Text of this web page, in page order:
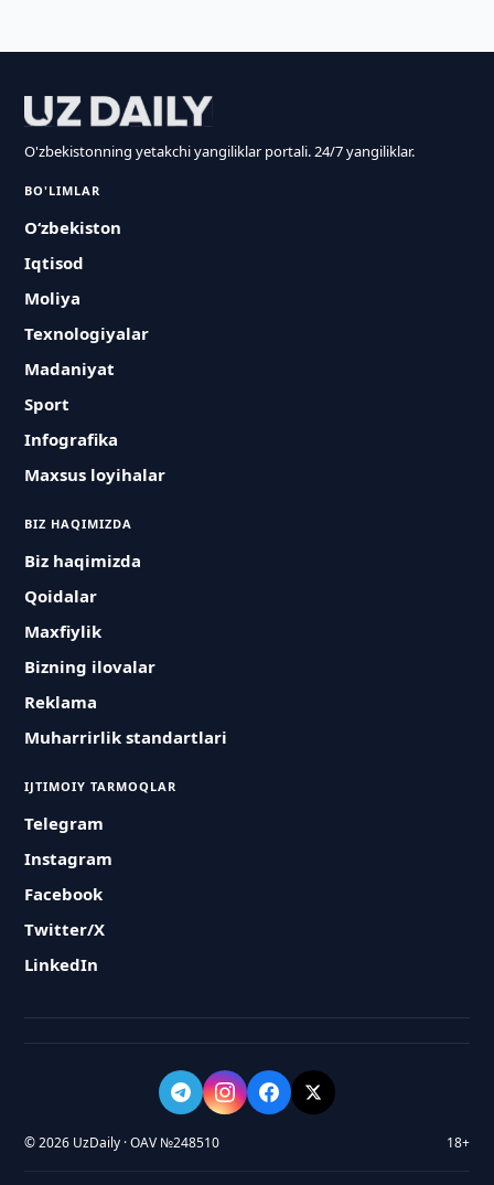
O'zbekistonning yetakchi yangiliklar portali. 24/7 yangiliklar.
BO'LIMLAR
O‘zbekiston
Iqtisod
Moliya
Texnologiyalar
Madaniyat
Sport
Infografika
Maxsus loyihalar
BIZ HAQIMIZDA
Biz haqimizda
Qoidalar
Maxfiylik
Bizning ilovalar
Reklama
Muharrirlik standartlari
IJTIMOIY TARMOQLAR
Telegram
Instagram
Facebook
Twitter/X
LinkedIn
© 2026 UzDaily · OAV №248510 18+